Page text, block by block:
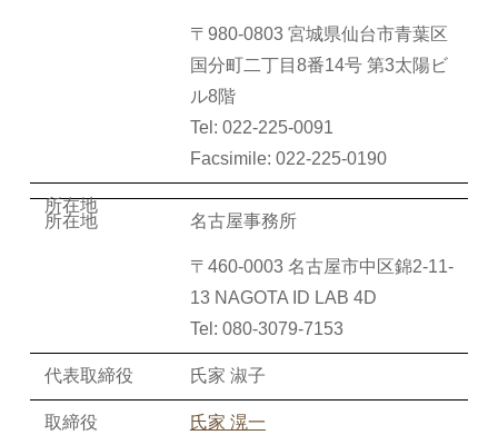
〒980-0803 宮城県仙台市青葉区
国分町二丁目8番14号 第3太陽ビ
ル8階
Tel: 022-225-0091
Facsimile: 022-225-0190
名古屋事務所
〒460-0003 名古屋市中区錦2-11-
13 NAGOTA ID LAB 4D
Tel: 080-3079-7153
氏家 淑子
氏家 滉一